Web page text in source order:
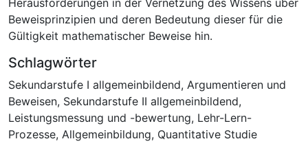
Beweisprinzipien und deren Bedeutung dieser für die
Gültigkeit mathematischer Beweise hin.
Schlagwörter
Sekundarstufe I allgemeinbildend, Argumentieren und
Beweisen, Sekundarstufe II allgemeinbildend,
Leistungsmessung und -bewertung, Lehr-Lern-
Prozesse, Allgemeinbildung, Quantitative Studie